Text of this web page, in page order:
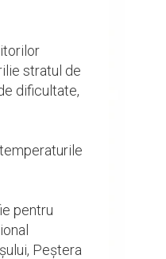
stratul de
dificultate,
pentru
Peștera